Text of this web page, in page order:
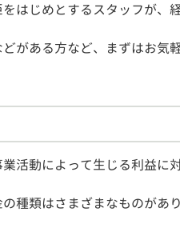
はじめとするスタッフが、
がある方など、まずはお気
活動によって生じる利益に
種類はさまざまなものがあ